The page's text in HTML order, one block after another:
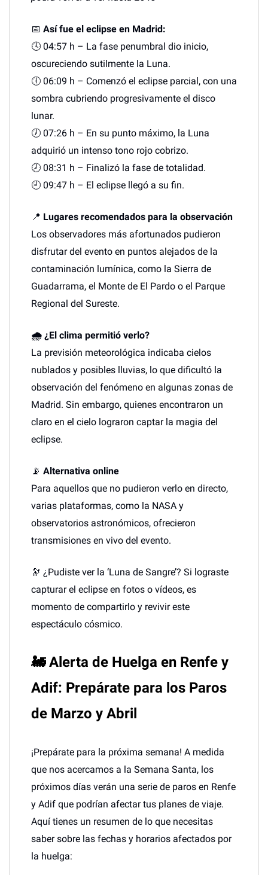
📅 Así fue el eclipse en Madrid:
🕓 04:57 h – La fase penumbral dio inicio,
oscureciendo sutilmente la Luna.
🕕 06:09 h – Comenzó el eclipse parcial, con una
sombra cubriendo progresivamente el disco
lunar.
🕖 07:26 h – En su punto máximo, la Luna
adquirió un intenso tono rojo cobrizo.
🕗 08:31 h – Finalizó la fase de totalidad.
🕘 09:47 h – El eclipse llegó a su fin.
📍 Lugares recomendados para la observación
Los observadores más afortunados pudieron
disfrutar del evento en puntos alejados de la
contaminación lumínica, como la Sierra de
Guadarrama, el Monte de El Pardo o el Parque
Regional del Sureste.
🌧️ ¿El clima permitió verlo?
La previsión meteorológica indicaba cielos
nublados y posibles lluvias, lo que dificultó la
observación del fenómeno en algunas zonas de
Madrid. Sin embargo, quienes encontraron un
claro en el cielo lograron captar la magia del
eclipse.
📡 Alternativa online
Para aquellos que no pudieron verlo en directo,
varias plataformas, como la NASA y
observatorios astronómicos, ofrecieron
transmisiones en vivo del evento.
🔭 ¿Pudiste ver la ‘Luna de Sangre’? Si lograste
capturar el eclipse en fotos o vídeos, es
momento de compartirlo y revivir este
espectáculo cósmico.
🚂Alerta de Huelga en Renfe y
Adif: Prepárate para los Paros
de Marzo y Abril
¡Prepárate para la próxima semana! A medida
que nos acercamos a la Semana Santa, los
próximos días verán una serie de paros en Renfe
y Adif que podrían afectar tus planes de viaje.
Aquí tienes un resumen de lo que necesitas
saber sobre las fechas y horarios afectados por
la huelga: